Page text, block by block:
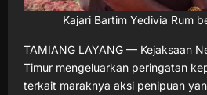
Kajari Bartim Yedivia Rum
TAMIANG LAYANG — Kejaksaan
Timur mengeluarkan peringatan
terkait maraknya aksi penipuan